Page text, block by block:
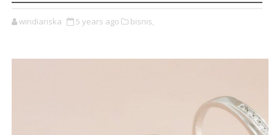
windiariska 5 years ago bisnis,